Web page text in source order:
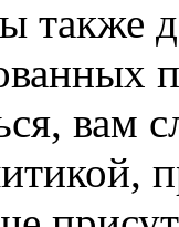
также
вам